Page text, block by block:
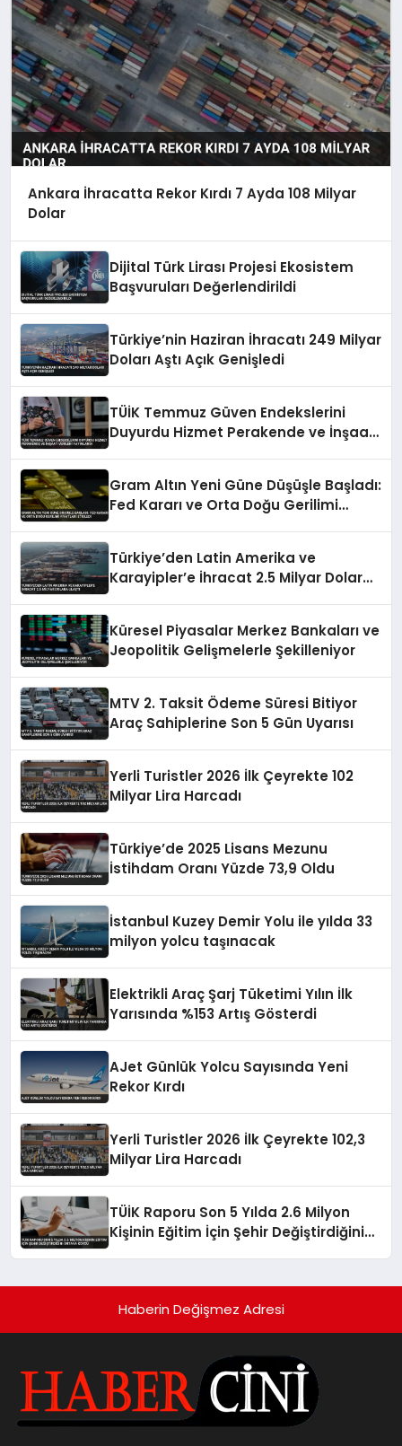
Ankara İhracatta Rekor Kırdı 7 Ayda 108 Milyar
Dolar
Dijital Türk Lirası Projesi Ekosistem
Başvuruları Değerlendirildi
Türkiye’nin Haziran İhracatı 249 Milyar
Doları Aştı Açık Genişledi
TÜİK Temmuz Güven Endekslerini
Duyurdu Hizmet Perakende ve İnşaat
Gram Altın Yeni Güne Düşüşle Başladı:
Fed Kararı ve Orta Doğu Gerilimi
Türkiye’den Latin Amerika ve
Karayipler’e İhracat 2.5 Milyar Dolara
Küresel Piyasalar Merkez Bankaları ve
Jeopolitik Gelişmelerle Şekilleniyor
MTV 2. Taksit Ödeme Süresi Bitiyor
Araç Sahiplerine Son 5 Gün Uyarısı
Yerli Turistler 2026 İlk Çeyrekte 102
Milyar Lira Harcadı
Türkiye’de 2025 Lisans Mezunu
İstihdam Oranı Yüzde 73,9 Oldu
İstanbul Kuzey Demir Yolu ile yılda 33
milyon yolcu taşınacak
Elektrikli Araç Şarj Tüketimi Yılın İlk
Yarısında %153 Artış Gösterdi
AJet Günlük Yolcu Sayısında Yeni
Rekor Kırdı
Yerli Turistler 2026 İlk Çeyrekte 102,3
Milyar Lira Harcadı
TÜİK Raporu Son 5 Yılda 2.6 Milyon
Kişinin Eğitim İçin Şehir Değiştirdiğini
Haberin Değişmez Adresi